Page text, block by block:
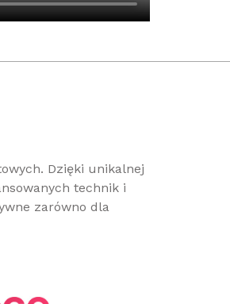
Dzięki unikalnej
technik i
zarówno dla